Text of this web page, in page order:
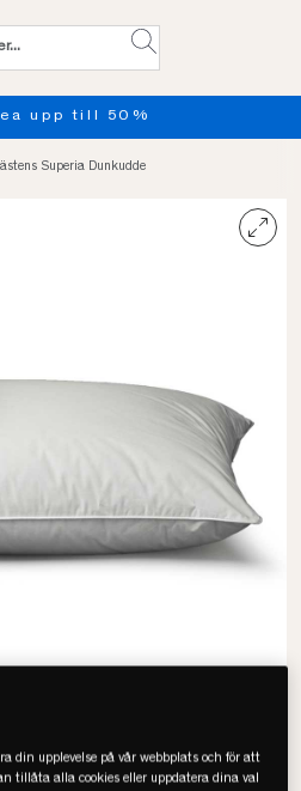
upp till 50%
Superia Dunkudde
din upplevelse på vår webbplats och för att
tillåta alla cookies eller uppdatera dina val